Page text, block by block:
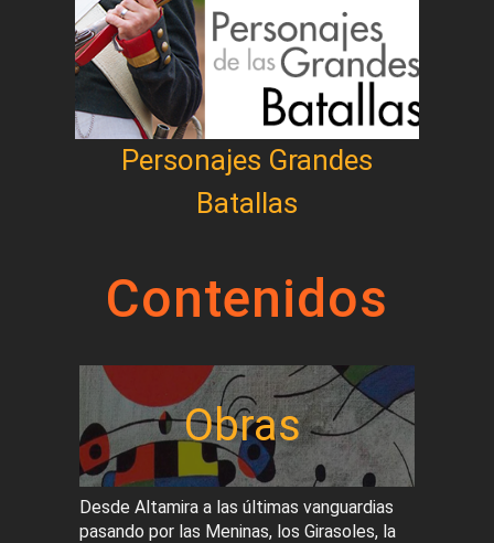
Personajes Grandes
Batallas
Contenidos
Obras
Desde Altamira a las últimas vanguardias
pasando por las Meninas, los Girasoles, la